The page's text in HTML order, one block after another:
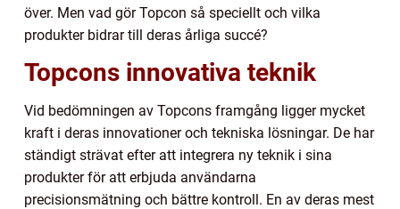
över. Men vad gör Topcon så speciellt och vilka
produkter bidrar till deras årliga succé?
Topcons innovativa teknik
Vid bedömningen av Topcons framgång ligger mycket
kraft i deras innovationer och tekniska lösningar. De har
ständigt strävat efter att integrera ny teknik i sina
produkter för att erbjuda användarna
precisionsmätning och bättre kontroll. En av deras mest